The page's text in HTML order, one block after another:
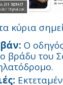
κύρια
Ο
βράδυ του